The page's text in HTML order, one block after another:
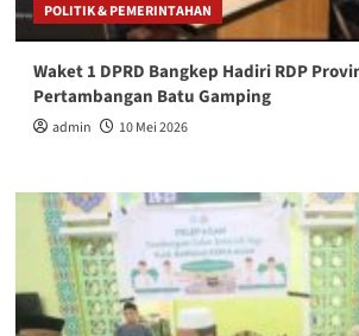
POLITIK & PEMERINTAHAN
Waket 1 DPRD Bangkep Hadiri RDP
Pertambangan Batu Gamping
admin 10 Mei 2026